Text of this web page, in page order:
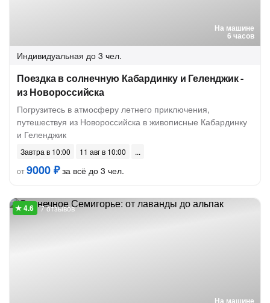
На машине
6 часов
Индивидуальная до 3 чел.
Поездка в солнечную Кабардинку и Геленджик -
из Новороссийска
Погрузитесь в атмосферу летнего приключения,
путешествуя из Новороссийска в живописные Кабардинку
и Геленджик
Завтра в 10:00
11 авг в 10:00
от9000 ₽за всё до 3 чел.
На машине
7 отзывов